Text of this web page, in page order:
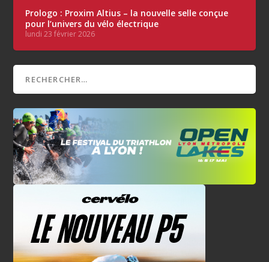
Prologo : Proxim Altius – la nouvelle selle conçue
pour l’univers du vélo électrique
lundi 23 février 2026